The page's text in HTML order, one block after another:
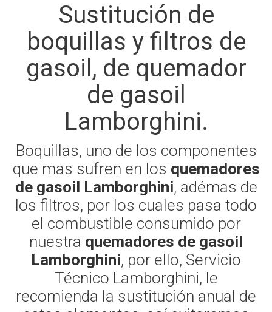
Sustitución de
boquillas y filtros de
gasoil, de quemador
de gasoil
Lamborghini.
Boquillas, uno de los componentes
que mas sufren en los quemadores
de gasoil Lamborghini, adémas de
los filtros, por los cuales pasa todo
el combustible consumido por
nuestra quemadores de gasoil
Lamborghini, por ello, Servicio
Técnico Lamborghini, le
recomienda la sustitución anual de